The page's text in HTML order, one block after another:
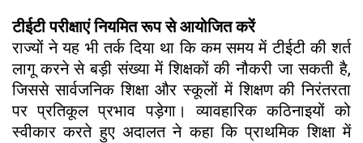
टीईटी परीक्षाएं नियमित रूप से आयोजित करें
राज्यों ने यह भी तर्क दिया था कि कम समय में टीईटी की शर्त
लागू करने से बड़ी संख्या में शिक्षकों की नौकरी जा सकती है,
जिससे सार्वजनिक शिक्षा और स्कूलों में शिक्षण की निरंतरता
पर प्रतिकूल प्रभाव पड़ेगा। व्यावहारिक कठिनाइयों को
स्वीकार करते हुए अदालत ने कहा कि प्राथमिक शिक्षा में